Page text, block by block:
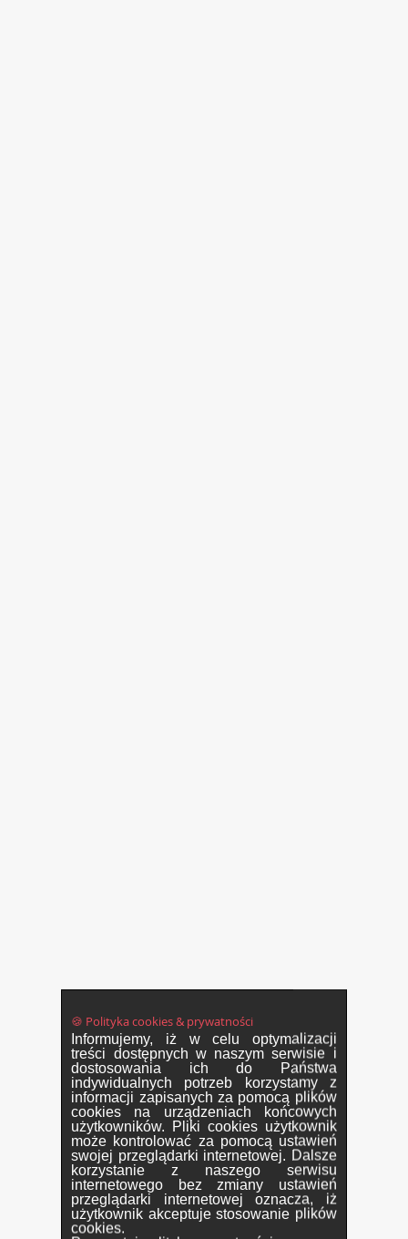
🍪 Polityka cookies & prywatności
Informujemy, iż w celu optymalizacji
treści dostępnych w naszym serwisie i
dostosowania ich do Państwa
indywidualnych potrzeb korzystamy z
informacji zapisanych za pomocą plików
cookies na urządzeniach końcowych
użytkowników. Pliki cookies użytkownik
może kontrolować za pomocą ustawień
swojej przeglądarki internetowej. Dalsze
korzystanie z naszego serwisu
internetowego bez zmiany ustawień
przeglądarki internetowej oznacza, iż
użytkownik akceptuje stosowanie plików
cookies.